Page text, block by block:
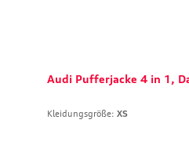
Audi Pufferjacke 4 in 1,
Kleidungsgröße: XS